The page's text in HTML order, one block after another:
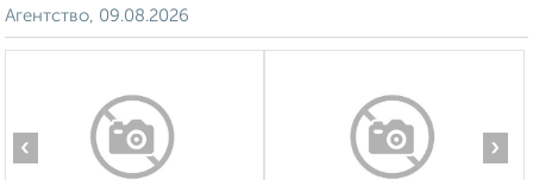
Агентство, 09.08.2026
‹ ›